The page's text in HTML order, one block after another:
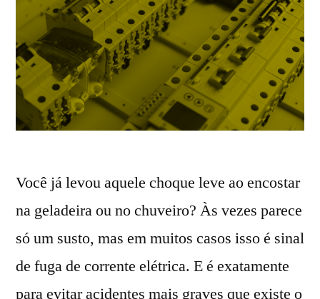
Você já levou aquele choque leve ao encostar
na geladeira ou no chuveiro? Às vezes parece
só um susto, mas em muitos casos isso é sinal
de fuga de corrente elétrica. E é exatamente
para evitar acidentes mais graves que existe o